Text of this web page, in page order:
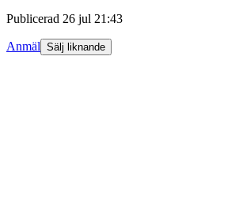
Publicerad 26 jul 21:43
Anmäl Sälj liknande